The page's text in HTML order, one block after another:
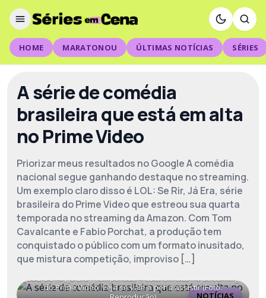
HOME MARATONOU ÚLTIMAS NOTÍCIAS SÉRIES
A série de comédia
brasileira que está em alta
no Prime Video
Priorizar meus resultados no Google A comédia
nacional segue ganhando destaque no streaming.
Um exemplo claro disso é LOL: Se Rir, Já Era, série
brasileira do Prime Video que estreou sua quarta
temporada no streaming da Amazon. Com Tom
Cavalcante e Fabio Porchat, a produção tem
conquistado o público com um formato inusitado,
que mistura competição, improviso […]
NOTÍCIAS
LOL: Se Rir, Já Era - Temporada 4 está em alta no streaming
do Prime Video; veja se vale a pena assistir (Foto: